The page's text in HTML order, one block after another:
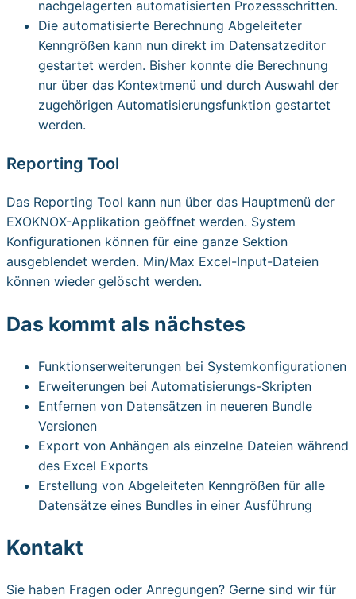
nachgelagerten automatisierten Prozessschritten.
Die automatisierte Berechnung Abgeleiteter
Kenngrößen kann nun direkt im Datensatzeditor
gestartet werden. Bisher konnte die Berechnung
nur über das Kontextmenü und durch Auswahl der
zugehörigen Automatisierungsfunktion gestartet
werden.
Reporting Tool
Das Reporting Tool kann nun über das Hauptmenü der
EXOKNOX-Applikation geöffnet werden. System
Konfigurationen können für eine ganze Sektion
ausgeblendet werden. Min/Max Excel-Input-Dateien
können wieder gelöscht werden.
Das kommt als nächstes
Funktionserweiterungen bei Systemkonfigurationen
Erweiterungen bei Automatisierungs-Skripten
Entfernen von Datensätzen in neueren Bundle
Versionen
Export von Anhängen als einzelne Dateien während
des Excel Exports
Erstellung von Abgeleiteten Kenngrößen für alle
Datensätze eines Bundles in einer Ausführung
Kontakt
Sie haben Fragen oder Anregungen? Gerne sind wir für